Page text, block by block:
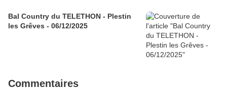
Bal Country du TELETHON - Plestin
les Grêves - 06/12/2025
Commentaires